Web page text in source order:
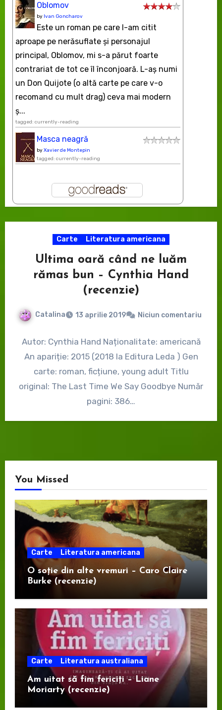
Oblomov
by Ivan Goncharov
Este un roman pe care l-am citit
aproape pe nerăsuflate şi personajul
principal, Oblomov, mi s-a părut foarte
contrariat de tot ce îl înconjoară. L-aş numi
un Don Quijote (o altă carte pe care v-o
recomand cu mult drag) ceva mai modern
ș...
tagged: currently-reading
Masca neagră
byXavier de Montepin
tagged: currently-reading
Carte Literatura americana
Ultima oară când ne luăm
rămas bun – Cynthia Hand
(recenzie)
Catalina 13 aprilie 2019 Niciun comentariu
Autor: Cynthia Hand Naționalitate: americană
An apariție: 2015 (2018 la Editura Leda ) Gen
carte: roman, ficțiune, young adult Titlu
original: The Last Time We Say Goodbye Număr
pagini: 386…
You Missed
Carte Literatura americana
O soție din alte vremuri – Caro Claire
Burke (recenzie)
Carte Literatura australiana
Am uitat să fim fericiți – Liane
Moriarty (recenzie)